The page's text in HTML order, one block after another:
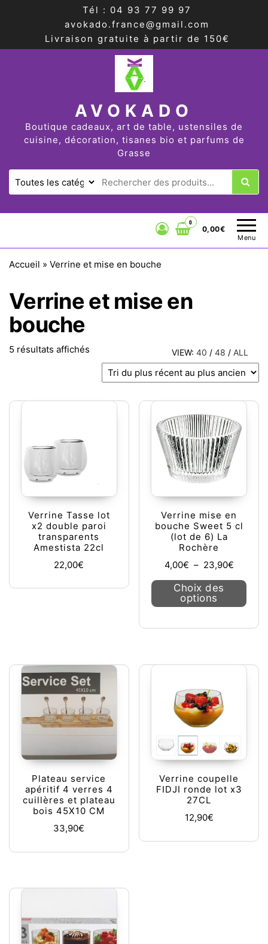
Tél : 04 93 77 99 97
avokado.france@gmail.com
Livraison gratuite à partir de 150€
AVOKADO
Boutique cadeaux, art de table, ustensiles de
cuisine, décoration, tisanes bio et parfums de
Grasse
Menu
0
0,00€
Accueil » Verrine et mise en bouche
Verrine et mise en
bouche
VIEW: 40 / 48 / ALL
5 résultats affichés Trié du plus récent au plus ancien
Verrine Tasse lot
x2 double paroi
transparents
Amestista 22cl
22,00€
Verrine mise en
bouche Sweet 5 cl
(lot de 6) La
Rochère
4,00€ – 23,90€Plage
Choix des
options
Plateau service
apéritif 4 verres 4
cuillères et plateau
bois 45X10 CM
33,90€
Verrine coupelle
FIDJI ronde lot x3
27CL
12,90€